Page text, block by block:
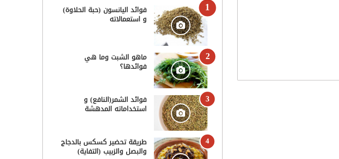
فوائد اليانسون (حبة الحلاوة)
و استعمالاته
ماهو الشبت وما هي
فوائدها؟
فوائد الشمر(النافع) و
استخداماته المدهشة
طريقة تحضير كسكس بالدجاج
والبصل والزبيب (التفاية)